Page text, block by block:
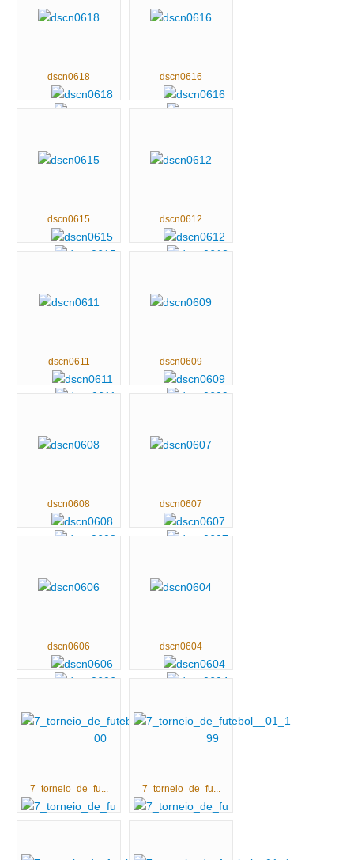
dscn0618 dscn0616
dscn0615 dscn0612
dscn0611 dscn0609
dscn0608 dscn0607
dscn0606 dscn0604
7_torneio_de_fu... 7_torneio_de_fu...